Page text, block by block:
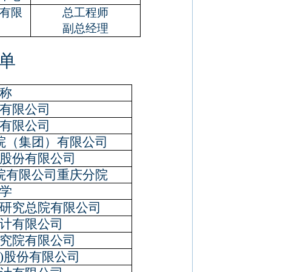
限
总工程师
副总经理
限公司
限公司
集团）有限公司
份有限公司
有限公司重庆分院
究总院有限公司
有限公司
院有限公司
)股份有限公司